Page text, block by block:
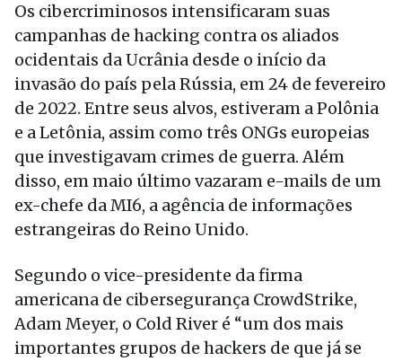
Os cibercriminosos intensificaram suas
campanhas de hacking contra os aliados
ocidentais da Ucrânia desde o início da
invasão do país pela Rússia, em 24 de fevereiro
de 2022. Entre seus alvos, estiveram a Polônia
e a Letônia, assim como três ONGs europeias
que investigavam crimes de guerra. Além
disso, em maio último vazaram e-mails de um
ex-chefe da MI6, a agência de informações
estrangeiras do Reino Unido.
Segundo o vice-presidente da firma
americana de cibersegurança CrowdStrike,
Adam Meyer, o Cold River é “um dos mais
importantes grupos de hackers de que já se